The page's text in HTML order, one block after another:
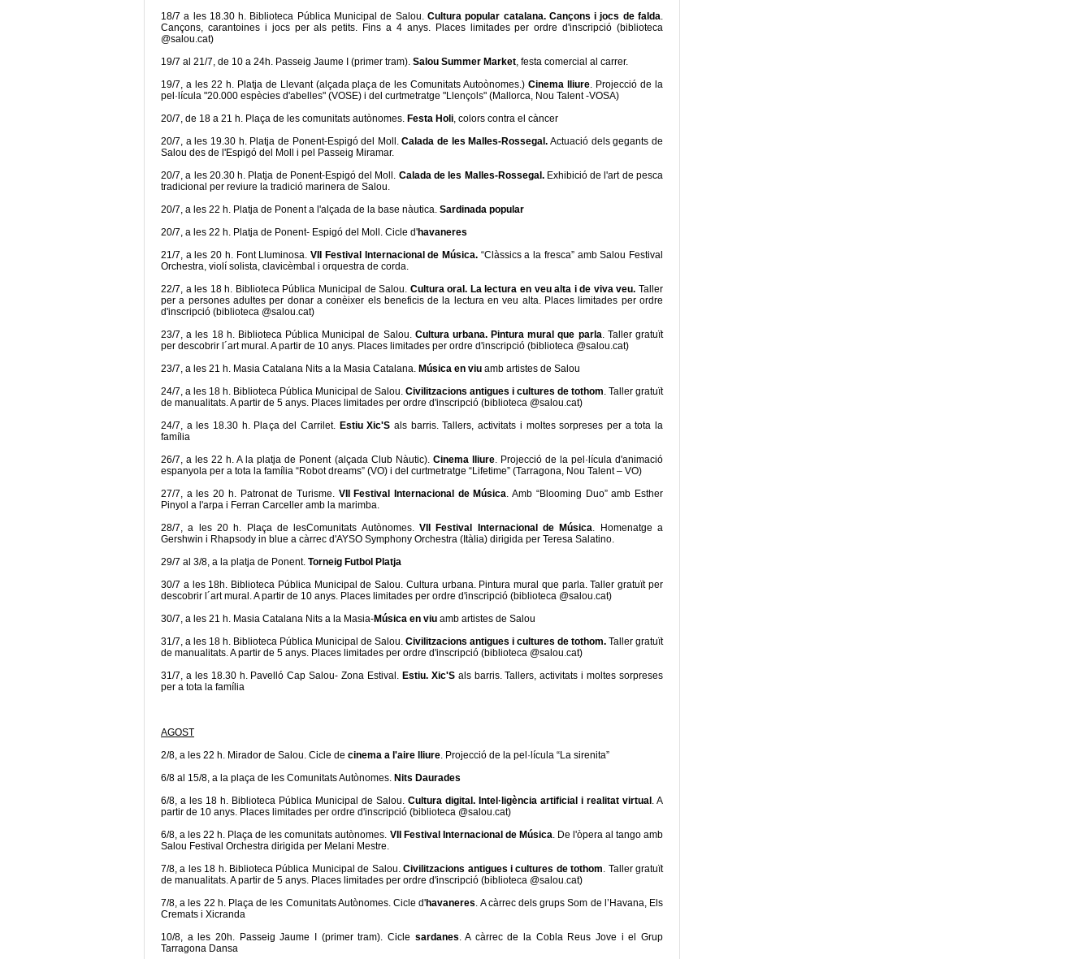
18/7 a les 18.30 h. Biblioteca Pública Municipal de Salou. Cultura popular catalana. Cançons i jocs de falda.
Cançons, carantoines i jocs per als petits. Fins a 4 anys. Places limitades per ordre d'inscripció (biblioteca
@salou.cat)
19/7 al 21/7, de 10 a 24h. Passeig Jaume I (primer tram). Salou Summer Market, festa comercial al carrer.
19/7, a les 22 h. Platja de Llevant (alçada plaça de les Comunitats Autoònomes.)Cinema lliure. Projecció de la
pel·lícula "20.000 espècies d'abelles" (VOSE) i del curtmetratge "Llençols" (Mallorca, Nou Talent -VOSA)
20/7, de 18 a 21 h. Plaça de les comunitats autònomes. Festa Holi, colors contra el càncer
20/7, a les 19.30 h. Platja de Ponent-Espigó del Moll.Calada de les Malles-Rossegal. Actuació dels gegants de
Salou des de l'Espigó del Moll i pel Passeig Miramar.
20/7, a les 20.30 h. Platja de Ponent-Espigó del Moll. Calada de les Malles-Rossegal. Exhibició de l'art de pesca
tradicional per reviure la tradició marinera de Salou.
20/7, a les 22 h. Platja de Ponent a l'alçada de la base nàutica. Sardinada popular
20/7, a les 22 h. Platja de Ponent- Espigó del Moll. Cicle d'havaneres
21/7, a les 20 h. Font Lluminosa.VII Festival Internacional de Música.“Clàssics a la fresca” amb Salou Festival
Orchestra, violí solista, clavicèmbal i orquestra de corda.
22/7, a les 18 h. Biblioteca Pública Municipal de Salou. Cultura oral. La lectura en veu alta i de viva veu. Taller
per a persones adultes per donar a conèixer els beneficis de la lectura en veu alta. Places limitades per ordre
d'inscripció (biblioteca @salou.cat)
23/7, a les 18 h. Biblioteca Pública Municipal de Salou. Cultura urbana. Pintura mural que parla. Taller gratuït
per descobrir l´art mural. A partir de 10 anys. Places limitades per ordre d'inscripció (biblioteca @salou.cat)
23/7, a les 21 h. Masia Catalana Nits a la Masia Catalana. Música en viu amb artistes de Salou
24/7, a les 18 h. Biblioteca Pública Municipal de Salou. Civilitzacions antigues i cultures de tothom. Taller gratuït
de manualitats. A partir de 5 anys. Places limitades per ordre d'inscripció (biblioteca @salou.cat)
24/7, a les 18.30 h. Plaça del Carrilet. Estiu Xic'S als barris. Tallers, activitats i moltes sorpreses per a tota la
família
26/7, a les 22 h. A la platja de Ponent (alçada Club Nàutic). Cinema lliure. Projecció de la pel·lícula d'animació
espanyola per a tota la família “Robot dreams” (VO) i del curtmetratge “Lifetime” (Tarragona, Nou Talent – ​​VO)
27/7, a les 20 h. Patronat de Turisme. VII Festival Internacional de Música. Amb “Blooming Duo” amb Esther
Pinyol a l'arpa i Ferran Carceller amb la marimba.
28/7, a les 20 h. Plaça de lesComunitats Autònomes. VII Festival Internacional de Música. Homenatge a
Gershwin i Rhapsody in blue a càrrec d'AYSO Symphony Orchestra (Itàlia) dirigida per Teresa Salatino.
29/7 al 3/8, a la platja de Ponent. Torneig Futbol Platja
30/7 a les 18h. Biblioteca Pública Municipal de Salou. Cultura urbana. Pintura mural que parla. Taller gratuït per
descobrir l´art mural. A partir de 10 anys. Places limitades per ordre d'inscripció (biblioteca @salou.cat)
30/7, a les 21 h. Masia Catalana Nits a la Masia-Música en viu amb artistes de Salou
31/7, a les 18 h. Biblioteca Pública Municipal de Salou. Civilitzacions antigues i cultures de tothom. Taller gratuït
de manualitats. A partir de 5 anys. Places limitades per ordre d'inscripció (biblioteca @salou.cat)
31/7, a les 18.30 h. Pavelló Cap Salou- Zona Estival. Estiu. Xic'Sals barris. Tallers, activitats i moltes sorpreses
per a tota la família
AGOST
2/8, a les 22 h. Mirador de Salou. Cicle de cinema a l'aire lliure. Projecció de la pel·lícula “La sirenita”
6/8 al 15/8, a la plaça de les Comunitats Autònomes. Nits Daurades
6/8, a les 18 h. Biblioteca Pública Municipal de Salou. Cultura digital. Intel·ligència artificial i realitat virtual . A
partir de 10 anys. Places limitades per ordre d'inscripció (biblioteca @salou.cat)
6/8, a les 22 h. Plaça de les comunitats autònomes. VII Festival Internacional de Música. De l'òpera al tango amb
Salou Festival Orchestra dirigida per Melani Mestre.
7/8, a les 18 h. Biblioteca Pública Municipal de Salou.Civilitzacions antigues i cultures de tothom. Taller gratuït
de manualitats. A partir de 5 anys. Places limitades per ordre d'inscripció (biblioteca @salou.cat)
7/8, a les 22 h. Plaça de les Comunitats Autònomes. Cicle d'havaneres. A càrrec dels grups Som de l’Havana, Els
Cremats i Xicranda
10/8, a les 20h. Passeig Jaume I (primer tram). Cicle sardanes. A càrrec de la Cobla Reus Jove i el Grup
Tarragona Dansa